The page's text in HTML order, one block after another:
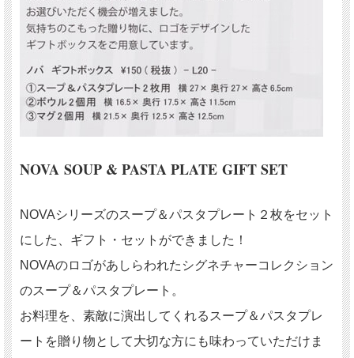
NOVA SOUP & PASTA PLATE GIFT SET
NOVAシリーズのスープ＆パスタプレート２枚をセット
にした、ギフト・セットができました！
NOVAのロゴがあしらわれたシグネチャーコレクション
のスープ＆パスタプレート。
お料理を、素敵に演出してくれるスープ＆パスタプレ
ートを贈り物として大切な方にも味わっていただけま